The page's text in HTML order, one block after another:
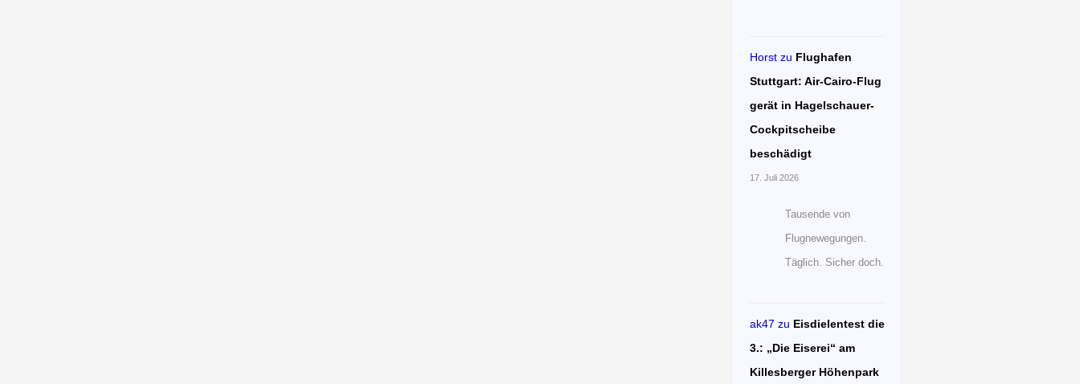
Horstzu Flughafen
Stuttgart: Air-Cairo-Flug
gerät in Hagelschauer-
Cockpitscheibe
beschädigt
17. Juli 2026
Tausende von
Flugnewegungen.
Täglich. Sicher doch.
ak47 zu Eisdielentest die
3.: „Die Eiserei“ am
Killesberger Höhenpark